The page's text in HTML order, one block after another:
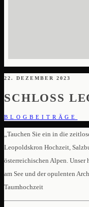
22. DEZEMBER 2023
SCHLOSS
BLOGBEITRÄGE
„Tauchen Sie ein in die
Leopoldskron Hochzeit,
österreichischen Alpen. Unser
am See und der opulenten
Taumhochzeit